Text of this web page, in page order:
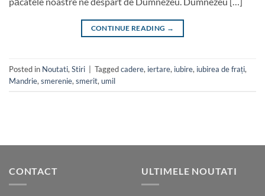
CONTINUE READING →
Posted in Noutati, Stiri | Taggedcadere, iertare, iubire, iubirea de frați,
Mandrie, smerenie, smerit, umil
CONTACT ULTIMELE NOUTATI